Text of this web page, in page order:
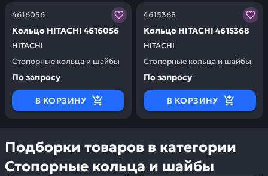
4616056
HITACHI
Кольцо HITACHI 4616056
Стопорные кольца и шайбы
Заказывая запчасти у нас, вы получаете гарантию
По запросу
В КОРЗИНУ
4615368
HITACHI
Кольцо HITACHI 4615368
Стопорные кольца и шайбы
Заказывая запчасти у
По запросу
В КОРЗИНУ
Подборки товаров в категории
Стопорные кольца и шайбы